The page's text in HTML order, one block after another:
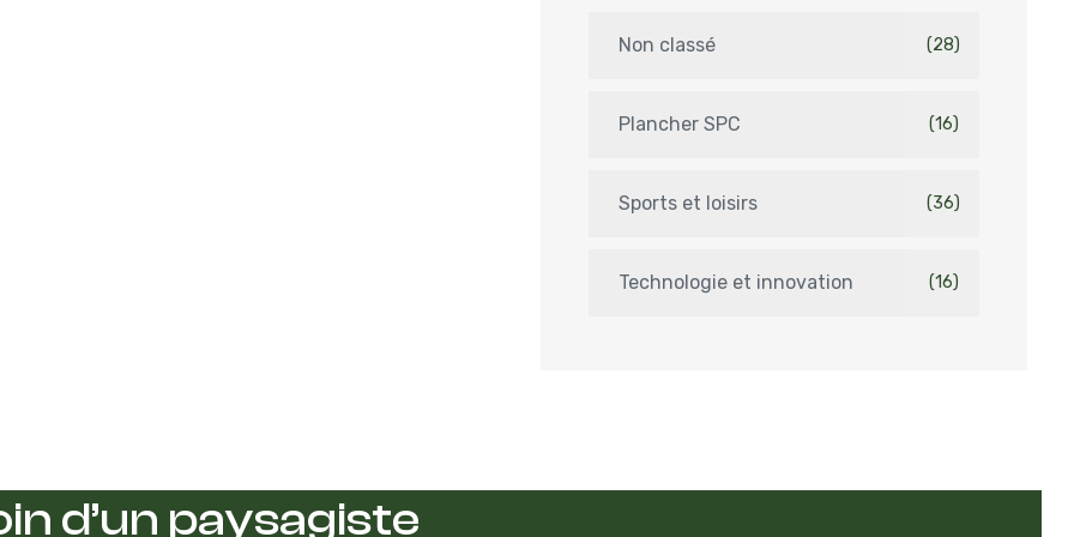
Non classé (28)
Plancher SPC (16)
Sports et loisirs (36)
Technologie et innovation (16)
d’un paysagiste